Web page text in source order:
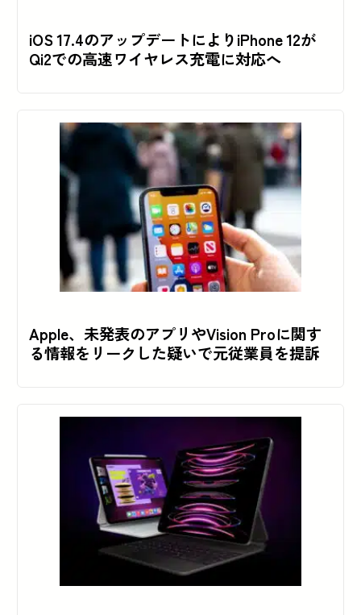
iOS 17.4のアップデートによりiPhone 12が
Qi2での高速ワイヤレス充電に対応へ
Apple、未発表のアプリやVision Proに関す
る情報をリークした疑いで元従業員を提訴